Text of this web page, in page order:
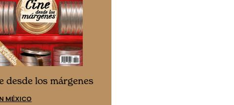
desde los márgenes
MÉXICO